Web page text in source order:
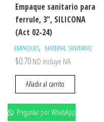
Empaque sanitario para
ferrule, 3″, SILICONA
(Act 02-24)
EMPAQUES, MATERIAL SANITARIO
$0.70 NO incluye IVA
Añadir al carrito
Preguntar por WhatsApp